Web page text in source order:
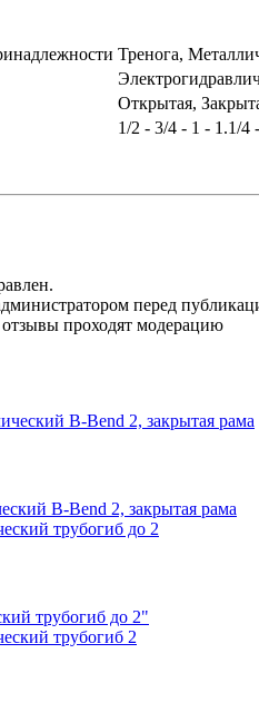
Тренога,
Открытая,
1/2 - 3/4 - 1 - 1.1/4
перед
проходят модерацию
B-Bend 2, закрытая рама
трубогиб до 2"